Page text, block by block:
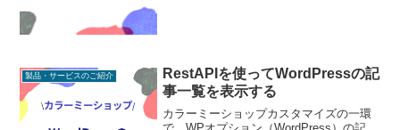
製品・サービスのご紹介
RestAPIを使ってWordPressの記
事一覧を表示する
カラーミーショップカスタマイズの一環